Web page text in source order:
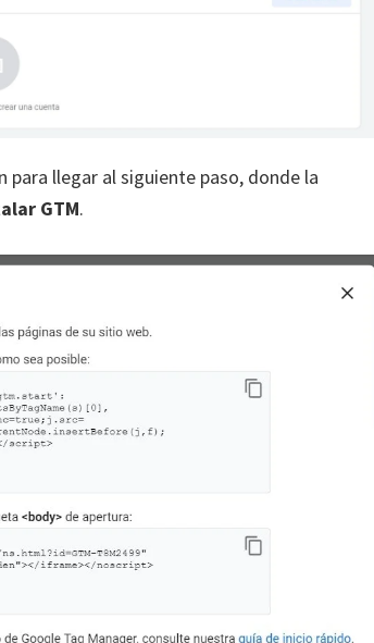
llegar al siguiente paso, donde la
GTM.